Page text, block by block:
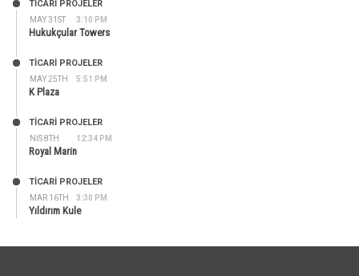
MAY 31ST 3:10 PM
TİCARİ PROJELER
Hukukçular Towers
MAY 25TH 5:51 PM
TİCARİ PROJELER
K Plaza
NIS 8TH 12:34 PM
TİCARİ PROJELER
Royal Marin
MAR 16TH 3:30 PM
TİCARİ PROJELER
Yıldırım Kule